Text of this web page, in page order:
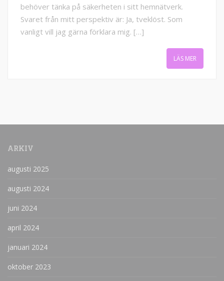
behöver tänka på säkerheten i sitt hemnätverk.
Svaret från mitt perspektiv är: Ja, tveklöst. Som
vanligt vill jag gärna förklara mig. […]
LÄS MER
ARKIV
augusti 2025
augusti 2024
juni 2024
april 2024
januari 2024
oktober 2023